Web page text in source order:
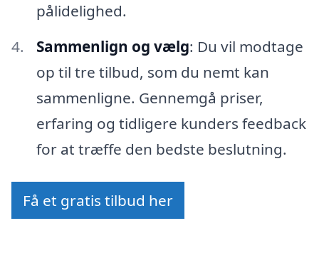
pålidelighed.
Sammenlign og vælg: Du vil modtage
op til tre tilbud, som du nemt kan
sammenligne. Gennemgå priser,
erfaring og tidligere kunders feedback
for at træffe den bedste beslutning.
Få et gratis tilbud her